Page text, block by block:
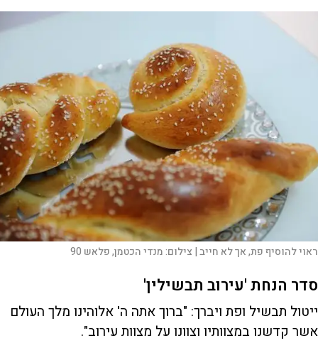
ראוי להוסיף פת, אך לא חייב | צילום:מנדי הכטמן, פלאש 90
סדר הנחת 'עירוב תבשילין'
ייטול תבשיל ופת ויברך: "ברוך אתה ה' אלוהינו מלך העולם
אשר קדשנו במצוותיו וצוונו על מצוות עירוב".